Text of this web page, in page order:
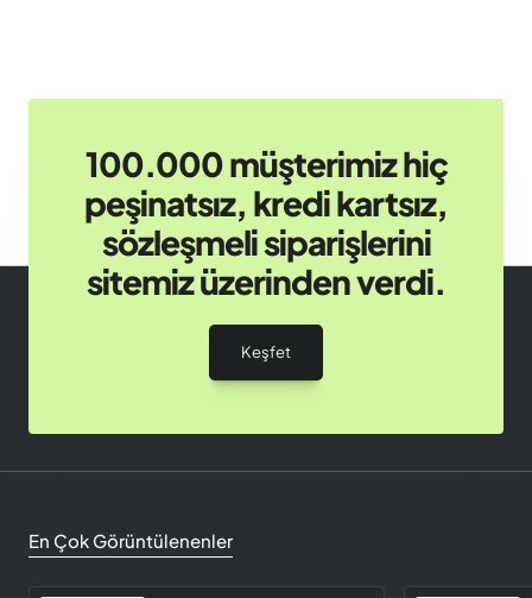
100.000 müşterimiz hiç
peşinatsız, kredi kartsız,
sözleşmeli siparişlerini
sitemiz üzerinden verdi.
Keşfet
En Çok Görüntülenenler